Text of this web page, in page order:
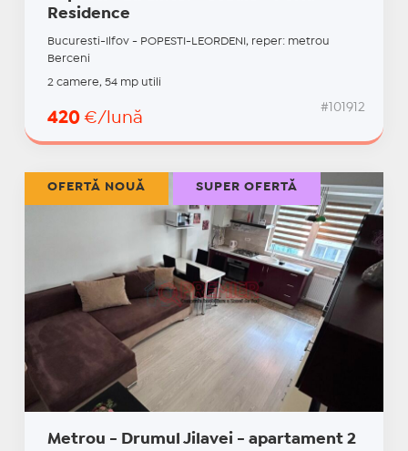
Residence
Bucuresti-Ilfov - POPESTI-LEORDENI, reper: metrou
Berceni
2 camere, 54 mp utili
420 €/lună
#101912
Metrou - Drumul Jilavei - apartament 2
OFERTĂ NOUĂ SUPER OFERTĂ